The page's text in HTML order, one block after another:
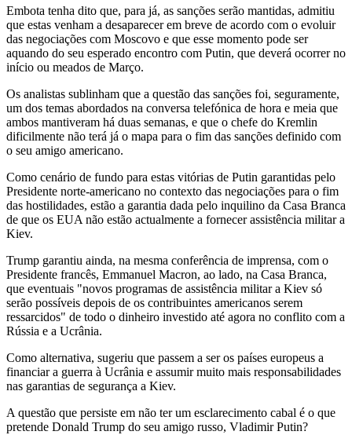
Embota tenha dito que, para já, as sanções serão mantidas, admitiu
que estas venham a desaparecer em breve de acordo com o evoluir
das negociações com Moscovo e que esse momento pode ser
aquando do seu esperado encontro com Putin, que deverá ocorrer no
início ou meados de Março.
Os analistas sublinham que a questão das sanções foi, seguramente,
um dos temas abordados na conversa telefónica de hora e meia que
ambos mantiveram há duas semanas, e que o chefe do Kremlin
dificilmente não terá já o mapa para o fim das sanções definido com
o seu amigo americano.
Como cenário de fundo para estas vitórias de Putin garantidas pelo
Presidente norte-americano no contexto das negociações para o fim
das hostilidades, estão a garantia dada pelo inquilino da Casa Branca
de que os EUA não estão actualmente a fornecer assistência militar a
Kiev.
Trump garantiu ainda, na mesma conferência de imprensa, com o
Presidente francês, Emmanuel Macron, ao lado, na Casa Branca,
que eventuais "novos programas de assistência militar a Kiev só
serão possíveis depois de os contribuintes americanos serem
ressarcidos" de todo o dinheiro investido até agora no conflito com a
Rússia e a Ucrânia.
Como alternativa, sugeriu que passem a ser os países europeus a
financiar a guerra à Ucrânia e assumir muito mais responsabilidades
nas garantias de segurança a Kiev.
A questão que persiste em não ter um esclarecimento cabal é o que
pretende Donald Trump do seu amigo russo, Vladimir Putin?